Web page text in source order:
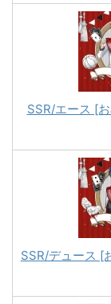
SSR/エース [
SSR/デュース [